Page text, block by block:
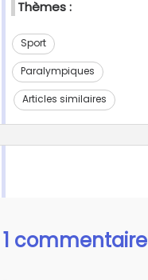
Thèmes :
Sport
Paralympiques
Articles similaires
1 commentaire